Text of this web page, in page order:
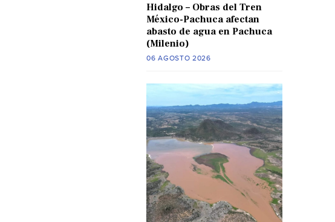
Hidalgo – Obras del Tren
México-Pachuca afectan
abasto de agua en Pachuca
(Milenio)
06 AGOSTO 2026